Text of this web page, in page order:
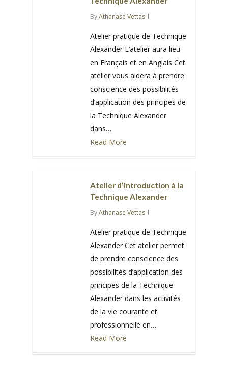
ByAthanase Vettas
Atelier pratique de Technique
Alexander L’atelier aura lieu
en Français et en Anglais Cet
atelier vous aidera à prendre
conscience des possibilités
d’application des principes de
la Technique Alexander
dans…
Read More
Atelier d’introduction à la
Technique Alexander
ByAthanase Vettas
Atelier pratique de Technique
Alexander Cet atelier permet
de prendre conscience des
possibilités d’application des
principes de la Technique
Alexander dans les activités
de la vie courante et
professionnelle en…
Read More